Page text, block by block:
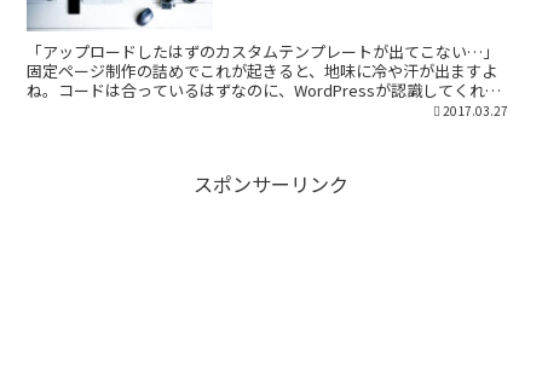
「アップロードしたはずのカスタムテンプレートが出てこない…」
固定ページ制作の詰めでこれが起きると、地味に冷や汗が出ますよ
ね。コードは合っているはずなのに、WordPressが認識してくれな
2017.03.27
スポンサーリンク